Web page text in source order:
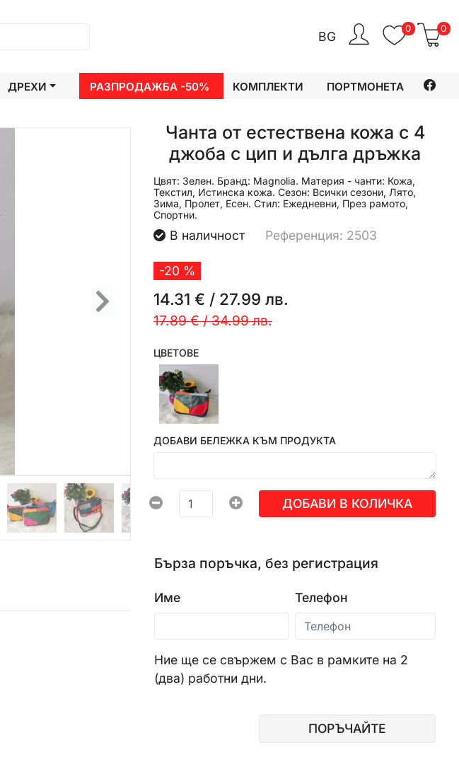
BG
0 0
ДРЕХИ РАЗПРОДАЖБА -50% КОМПЛЕКТИ ПОРТМОНЕТА
Чанта от естествена кожа с 4
джоба с цип и дълга дръжка
Цвят: Зелен. Бранд: Magnolia. Материя - чанти: Кожа,
Текстил, Истинска кожа. Сезон: Всички сезони, Лято,
Зима, Пролет, Есен. Стил: Ежедневни, През рамото,
Спортни.
В наличност Референция: 2503
-20 %
14.31 € / 27.99 лв.
17.89 €/34.99 лв.
ЦВЕТОВЕ
ДОБАВИ БЕЛЕЖКА КЪМ ПРОДУКТА
ДОБАВИ В КОЛИЧКА
Бърза поръчка, без регистрация
Име Телефон
Ние ще се свържем с Вас в рамките на 2
(два) работни дни.
ПОРЪЧАЙТЕ